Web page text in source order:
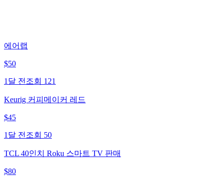
에어랩
$50
1달 전 조회 121
Keurig 커피메이커 레드
$45
1달 전 조회 50
TCL 40인치 Roku 스마트 TV 판매
$80